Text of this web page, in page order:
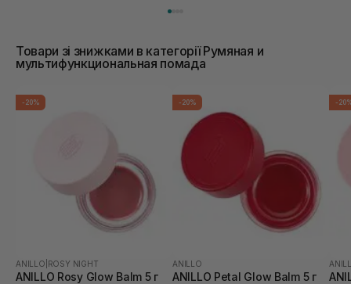
Товари зі знижками в категорії Румяная и
мультифункциональная помада
-20%
ANILLO ROSY NIGHT
ANILLO Rosy Glow Balm 5 г
-20%
ANILLO
ANILLO Petal Glow Balm 5 г
-